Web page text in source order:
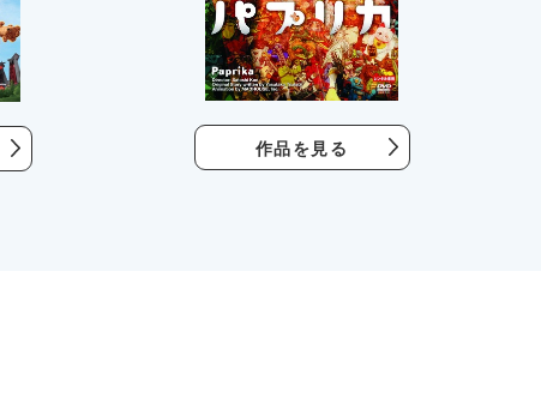
作品を見る